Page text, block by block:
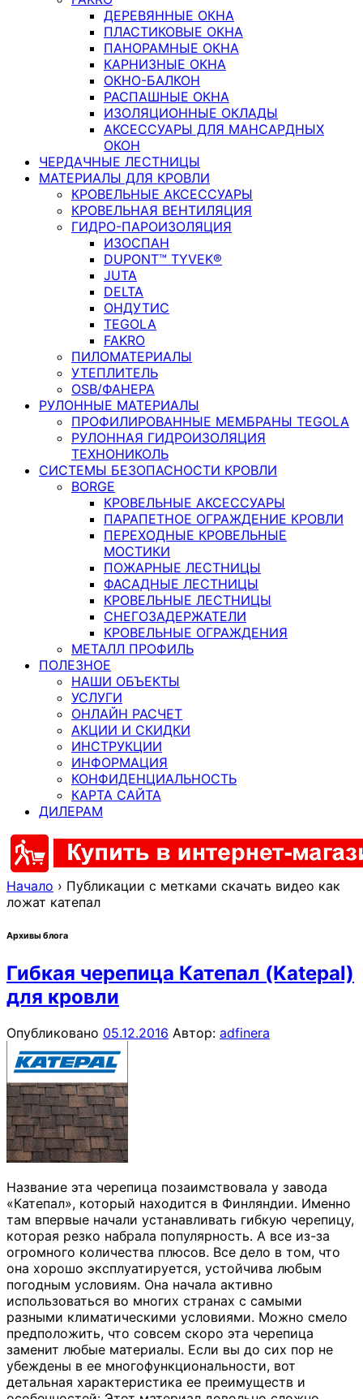
ДЕРЕВЯННЫЕ ОКНА
ПЛАСТИКОВЫЕ ОКНА
ПАНОРАМНЫЕ ОКНА
КАРНИЗНЫЕ ОКНА
ОКНО-БАЛКОН
РАСПАШНЫЕ ОКНА
ИЗОЛЯЦИОННЫЕ ОКЛАДЫ
АКСЕССУАРЫ ДЛЯ МАНСАРДНЫХ
ОКОН
ЧЕРДАЧНЫЕ ЛЕСТНИЦЫ
МАТЕРИАЛЫ ДЛЯ КРОВЛИ
КРОВЕЛЬНЫЕ АКСЕССУАРЫ
КРОВЕЛЬНАЯ ВЕНТИЛЯЦИЯ
ГИДРО-ПАРОИЗОЛЯЦИЯ
ИЗОСПАН
DUPONT™ TYVEK®
JUTA
DELTA
ОНДУТИС
TEGOLA
FAKRO
ПИЛОМАТЕРИАЛЫ
УТЕПЛИТЕЛЬ
OSB/ФАНЕРА
РУЛОННЫЕ МАТЕРИАЛЫ
ПРОФИЛИРОВАННЫЕ МЕМБРАНЫ TEGOLA
РУЛОННАЯ ГИДРОИЗОЛЯЦИЯ
ТЕХНОНИКОЛЬ
СИСТЕМЫ БЕЗОПАСНОСТИ КРОВЛИ
BORGE
КРОВЕЛЬНЫЕ АКСЕССУАРЫ
ПАРАПЕТНОЕ ОГРАЖДЕНИЕ КРОВЛИ
ПЕРЕХОДНЫЕ КРОВЕЛЬНЫЕ
МОСТИКИ
ПОЖАРНЫЕ ЛЕСТНИЦЫ
ФАСАДНЫЕ ЛЕСТНИЦЫ
КРОВЕЛЬНЫЕ ЛЕСТНИЦЫ
СНЕГОЗАДЕРЖАТЕЛИ
КРОВЕЛЬНЫЕ ОГРАЖДЕНИЯ
МЕТАЛЛ ПРОФИЛЬ
ПОЛЕЗНОЕ
НАШИ ОБЪЕКТЫ
УСЛУГИ
ОНЛАЙН РАСЧЕТ
АКЦИИ И СКИДКИ
ИНСТРУКЦИИ
ИНФОРМАЦИЯ
КОНФИДЕНЦИАЛЬНОСТЬ
КАРТА САЙТА
ДИЛЕРАМ
Начало › Публикации с метками скачать видео как
ложат катепал
Архивы блога
Гибкая черепица Катепал (Katepal)
для кровли
Опубликовано 05.12.2016 Автор: adfinera
Название эта черепица позаимствовала у завода
«Катепал», который находится в Финляндии. Именно
там впервые начали устанавливать гибкую черепицу,
которая резко набрала популярность. А все из-за
огромного количества плюсов. Все дело в том, что
она хорошо эксплуатируется, устойчива любым
погодным условиям. Она начала активно
использоваться во многих странах с самыми
разными климатическими условиями. Можно смело
предположить, что совсем скоро эта черепица
заменит любые материалы. Если вы до сих пор не
убеждены в ее многофункциональности, вот
детальная характеристика ее преимуществ и